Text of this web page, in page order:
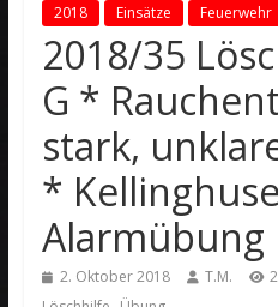
2018 Einsätze Feuerwehr
2018/35
G *
stark,
*
Alarmübung
2. Oktober 2018 T.M.